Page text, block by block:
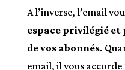
A l’inverse, l’email
espace privilégié et
de vos abonnés.
email, il vous